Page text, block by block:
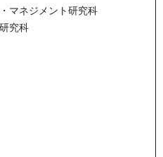
マネジメント研究科
究科